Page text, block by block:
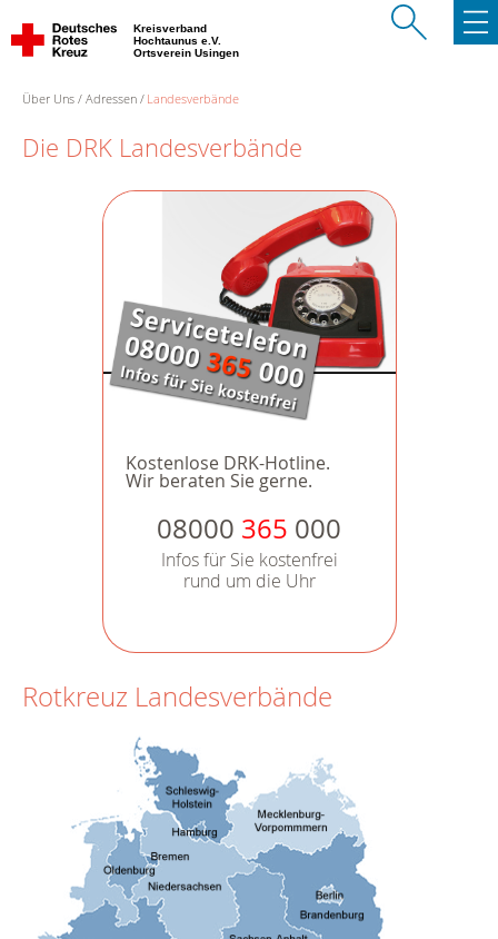
Kreisverband
Hochtaunus e.V.
Ortsverein Usingen
Über Uns Adressen Landesverbände
Die DRK Landesverbände
Kostenlose DRK-Hotline.
Wir beraten Sie gerne.
08000 365 000
Infos für Sie kostenfrei
rund um die Uhr
Rotkreuz Landesverbände